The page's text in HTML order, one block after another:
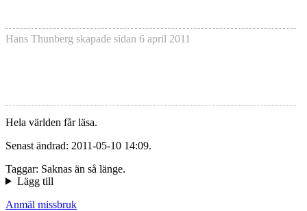
Hans Thunberg skapade sidan 6 april 2011
Hela världen får läsa.
Senast ändrad: 2011-05-10 14:09.
Taggar: Saknas än så länge.
Lägg till
Anmäl missbruk